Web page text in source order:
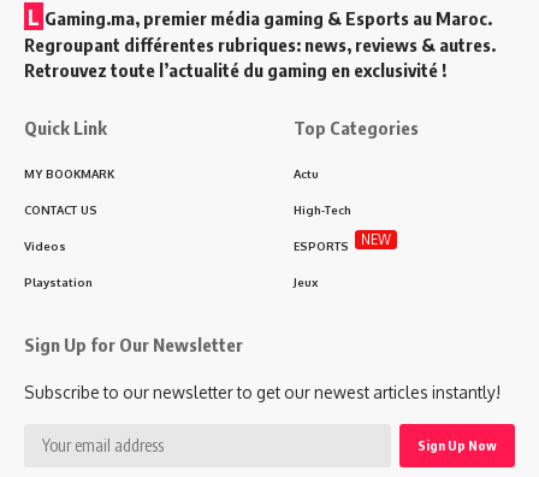
L Gaming.ma, premier média gaming & Esports au Maroc.
Regroupant différentes rubriques: news, reviews & autres.
Retrouvez toute l’actualité du gaming en exclusivité !
Quick Link
MY BOOKMARK
CONTACT US
Videos
Playstation
Top Categories
Actu
High-Tech
ESPORTS NEW
Jeux
Sign Up for Our Newsletter
Subscribe to our newsletter to get our newest articles instantly!